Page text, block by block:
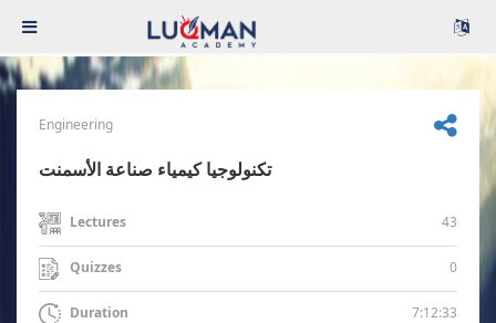
Engineering
تكنولوجيا كيمياء صناعة الأسمنت
Lectures 43
Quizzes 0
Duration 7:12:33